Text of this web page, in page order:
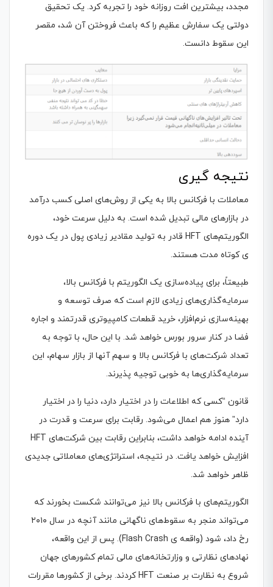
مجدد، بیشترین افت روزانه خود را تجربه کرد. یک تحقیق
دولتی یک سفارش عظیم را که باعث فروختن آن شد، مقصر
این سقوط دانست.
نتیجه گیری
معاملات با فرکانس بالا به یکی از روش‌های اصلی کسب درآمد
در بازارهای مالی تبدیل شده است. به دلیل سرعت خود،
الگوریتم‌های HFT قادر به تولید مقادیر زیادی پول در یک دوره
ی کوتاه مدت هستند.
طبیعتاً، برای پیاده‌سازی یک الگوریتم با فرکانس بالا،
سرمایه‌گذاری‌های زیادی لازم است که صرف توسعه و
بهینه‌سازی نرم‌افزار، خرید قطعات کامپیوتری قدرتمند و اجاره
فضا در کنار سرور بورس خواهد شد. با این حال، با توجه به
تعداد شرکت‌های با فرکانس بالا و سهم آنها از بازار سهام، این
سرمایه‌گذاری‌ها به خوبی توجیه پذیرند.
قانون “کسی که اطلاعات را در اختیار دارد، دنیا را در اختیار
دارد” هنوز هم اعمال می‌شود. رقابت برای سرعت و قدرت در
آینده ادامه خواهد داشت، بنابراین رقابت بین شرکت‌های HFT
افزایش خواهد یافت. در نتیجه، استراتژی‌های معاملاتی جدیدی
ظاهر خواهد شد.
الگوریتم‌های با فرکانس بالا نیز می‌توانند شکست بخورند که
می‌تواند منجر به سقوط‌های ناگهانی مانند آنچه در سال ۲۰۱۰
رخ داد، شود (واقعه ی Flash Crash). پس از این واقعه،
نهادهای نظارتی و وزارتخانه‌های مالی تمام کشورهای جهان
شروع به نظارت بر صنعت HFT کردند. برخی از کشورها مقررات